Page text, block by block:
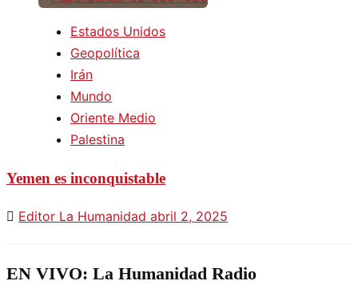
Estados Unidos
Geopolítica
Irán
Mundo
Oriente Medio
Palestina
Yemen es inconquistable
Editor La Humanidad abril 2, 2025
EN VIVO: La Humanidad Radio